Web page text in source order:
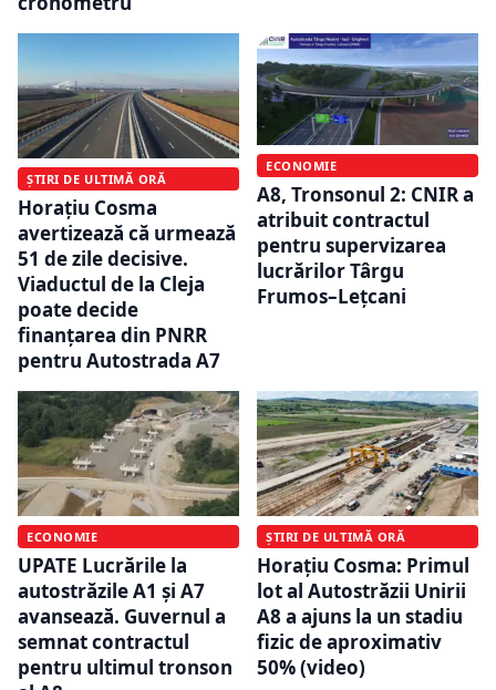
ȘTIRI DE ULTIMĂ ORĂ
Horațiu Cosma
avertizează că urmează
51 de zile decisive.
Viaductul de la Cleja
poate decide
finanțarea din PNRR
pentru Autostrada A7
ECONOMIE
A8, Tronsonul 2: CNIR a
atribuit contractul
pentru supervizarea
lucrărilor Târgu
Frumos–Lețcani
ECONOMIE
UPATE Lucrările la
autostrăzile A1 și A7
avansează. Guvernul a
semnat contractul
pentru ultimul tronson
ȘTIRI DE ULTIMĂ ORĂ
Horațiu Cosma: Primul
lot al Autostrăzii Unirii
A8 a ajuns la un stadiu
fizic de aproximativ
50% (video)